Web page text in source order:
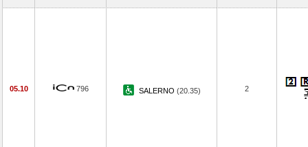
05.10 796 SALERNO (20.35) 2